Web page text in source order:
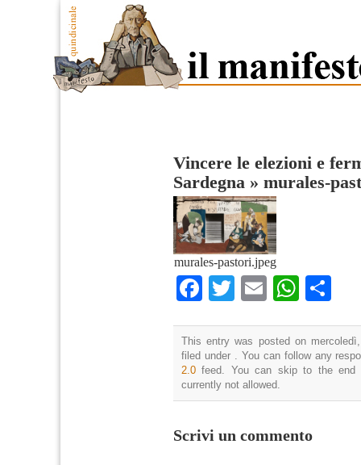
Vincere le elezioni e
Sardegna » murales-
murales-pastori.jpeg
Facebook
TwitterEmail
This entry was posted on
filed under . You can follow any
2.0 feed. You can skip to the end
currently not allowed.
Scrivi un commento